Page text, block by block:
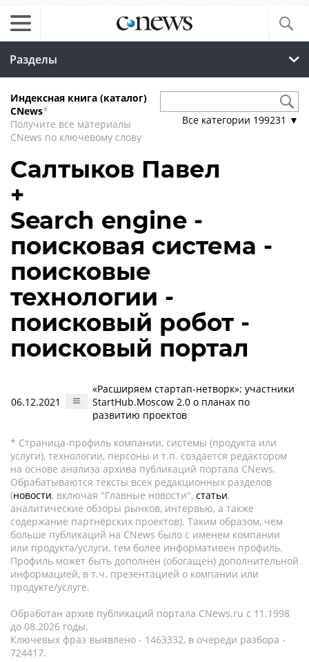
Разделы
Индексная книга (каталог)
CNews*
Получите все материалы
CNews по ключевому слову
Все категории 199231 ▼
Салтыков Павел
+
Search engine -
поисковая система -
поисковые
технологии -
поисковый робот -
поисковый портал
06.12.2021
«Расширяем стартап-нетворк»: участники
StartHub.Moscow 2.0 о планах по
развитию проектов
* Страница-профиль компании, системы (продукта или
услуги), технологии, персоны и т.п. создается редактором
на основе анализа архива публикаций портала CNews.
Обрабатываются тексты всех редакционных разделов
(новости, включая "Главные новости", статьи,
аналитические обзоры рынков, интервью, а также
содержание партнёрских проектов). Таким образом, чем
больше публикаций на CNews было с именем компании
или продукта/услуги, тем более информативен профиль.
Профиль может быть дополнен (обогащен) дополнительной
информацией, в т.ч. презентацией о компании или
продукте/услуге.
Обработан архив публикаций портала CNews.ru c 11.1998
до 08.2026 годы.
Ключевых фраз выявлено - 1463332, в очереди разбора -
724417.